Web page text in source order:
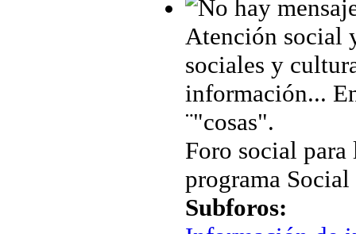
Atención social
sociales y
información...
¨"cosas".
Foro social
programa
Subforos: